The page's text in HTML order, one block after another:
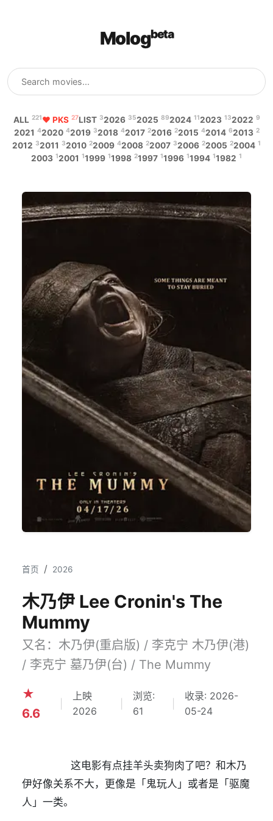
Mologᵇᵉᵗᵃ
ALL 221♥ PKS 27LIST 32026 352025 892024 112023 132022 9
2021 42020 42019 32018 42017 22016 22015 42014 62013 2
2012 32011 32010 22009 42008 22007 32006 22005 22004 1
2003 12001 11999 11998 21997 11996 11994 11982 1
首页 2026
木乃伊 Lee Cronin's The
Mummy
又名：木乃伊(重启版) / 李克宁 木乃伊(港)
/ 李克宁 墓乃伊(台) / The Mummy
★
6.6
上映
2026
浏览:
61
收录: 2026-
05-24
伊好像关系不大，更像是「鬼玩人」或者是「驱魔
人」一类。